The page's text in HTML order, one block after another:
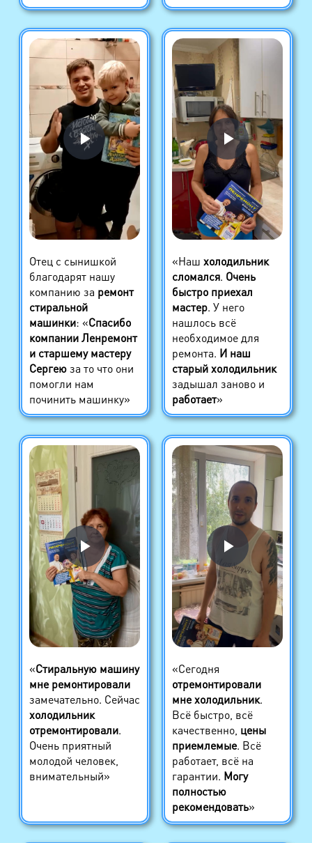
Отец с сынишкой
благодарят нашу
компанию за ремонт
стиральной
машинки: «Спасибо
компании Ленремонт
и старшему мастеру
Сергеюза то что они
помогли нам
починить машинку»
«Наш холодильник
сломался. Очень
быстро приехал
мастер. У него
нашлось всё
необходимое для
ремонта. И наш
старый холодильник
задышал заново и
работает»
«Стиральную машину
мне ремонтировали
замечательно. Сейчас
холодильник
отремонтировали.
Очень приятный
молодой человек,
внимательный»
«Сегодня
отремонтировали
мне холодильник.
Всё быстро, всё
качественно, цены
приемлемые. Всё
работает, всё на
гарантии. Могу
полностью
рекомендовать»